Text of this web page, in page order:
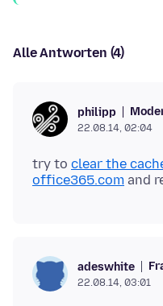
Alle Antworten (4)
philipp
22.08.14, 02:04
try to clear the
office365.com
adeswhite
22.08.14, 03:01